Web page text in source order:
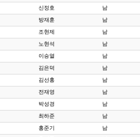
신정호 남
방재훈 남
조현제 남
노현석 남
이승열 남
김은덕 남
김선홍 남
전재영 남
박성경 남
최하준 남
홍준기 남